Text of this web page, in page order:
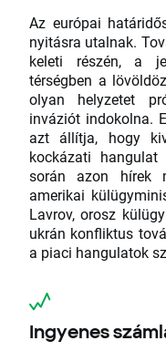
Az európai
nyitásra utalnak.
keleti részén, a
térségben a
olyan helyzetet
inváziót indokolna.
azt állítja, hogy
kockázati
során azon hírek
amerikai
Lavrov, orosz
ukrán konfliktus
a piaci hangulatok
Ingyenes